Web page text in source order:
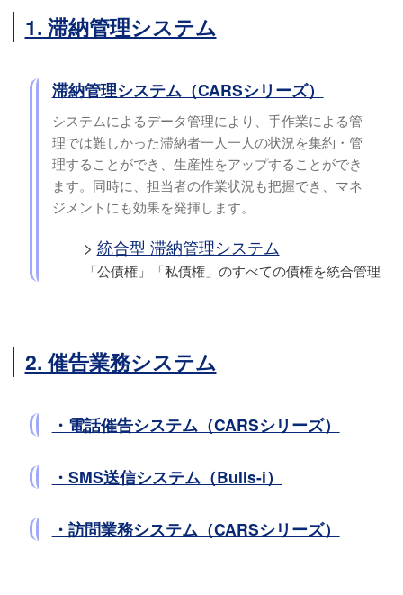
1. 滞納管理システム
滞納管理システム（CARSシリーズ）
システムによるデータ管理により、手作業による管
理では難しかった滞納者一人一人の状況を集約・管
理することができ、生産性をアップすることができ
ます。同時に、担当者の作業状況も把握でき、マネ
ジメントにも効果を発揮します。
統合型 滞納管理システム
「公債権」「私債権」のすべての債権を統合管理
2. 催告業務システム
・電話催告システム（CARSシリーズ）
・SMS送信システム（Bulls-i）
・訪問業務システム（CARSシリーズ）